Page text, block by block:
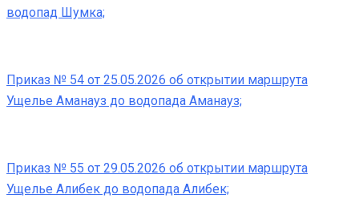
водопад Шумка;
Приказ № 54 от 25.05.2026 об открытии маршрута
Ущелье Аманауз до водопада Аманауз;
Приказ № 55 от 29.05.2026 об открытии маршрута
Ущелье Алибек до водопада Алибек;